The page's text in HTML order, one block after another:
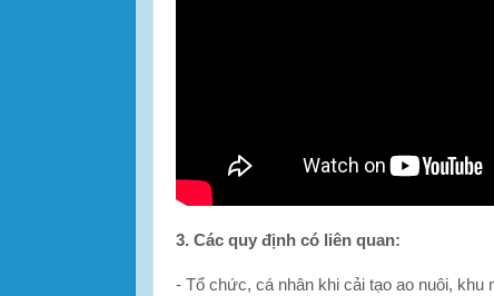
3. Các quy định có liên quan:
- Tổ chức, cá nhân khi cải tạo ao nuôi,